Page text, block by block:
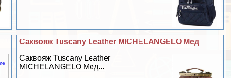
Саквояж Tuscany Leather MICHELANGELO Мед
Саквояж Tuscany Leather
MICHELANGELO Мед...